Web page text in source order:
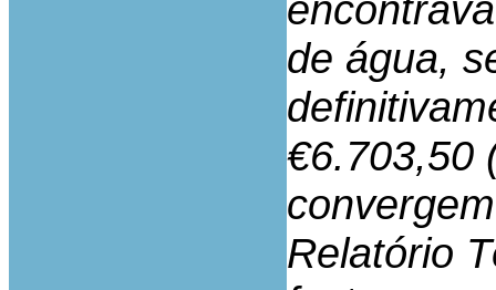
de água,
€6.703,50
Relatório